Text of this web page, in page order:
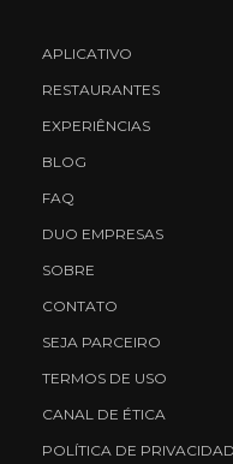
APLICATIVO
RESTAURANTES
EXPERIÊNCIAS
BLOG
FAQ
DUO EMPRESAS
SOBRE
CONTATO
SEJA PARCEIRO
TERMOS DE USO
CANAL DE ÉTICA
POLÍTICA DE